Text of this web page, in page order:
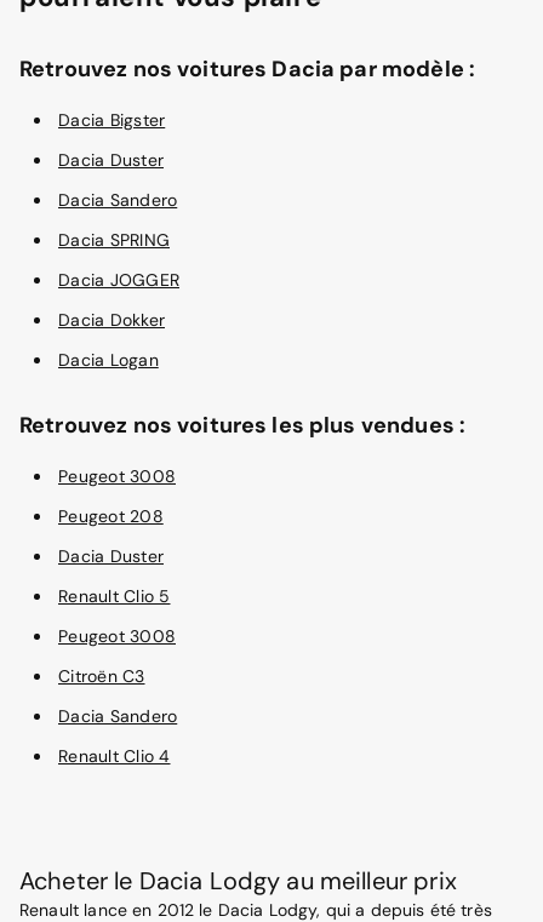
Retrouvez nos voitures Dacia par modèle :
Dacia Bigster
Dacia Duster
Dacia Sandero
Dacia SPRING
Dacia JOGGER
Dacia Dokker
Dacia Logan
Retrouvez nos voitures les plus vendues :
Peugeot 3008
Peugeot 208
Dacia Duster
Renault Clio 5
Peugeot 3008
Citroën C3
Dacia Sandero
Renault Clio 4
Acheter le Dacia Lodgy au meilleur prix
Renault lance en 2012 le Dacia Lodgy, qui a depuis été très